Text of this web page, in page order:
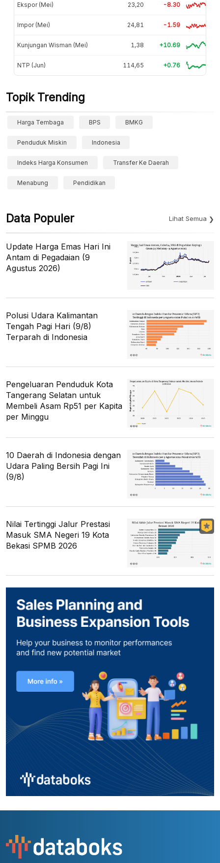
Ekspor (Mei) 23,20 -8.30
Impor (Mei) 24,81 -1.59
Kunjungan Wisman (Mei) 1,38 +10.69
NTP (Jun) 114,65 +0.76
Topik Trending
Harga Tembaga BPS BMKG
Penduduk Miskin Indonesia
Indeks Harga Konsumen Transfer Ke Daerah
Menabung Pendidikan
Data Populer Lihat Semua
Update Harga Emas Hari Ini
Antam di Pegadaian (9
Agustus 2026)
Polusi Udara Kalimantan
Tengah Pagi Hari (9/8)
Terparah di Indonesia
Pengeluaran Penduduk Kota
Tangerang Selatan untuk
Membeli Asam Rp51 per Kapita
per Minggu
10 Daerah di Indonesia dengan
Udara Paling Bersih Pagi Ini
(9/8)
Nilai Tertinggi Jalur Prestasi
Masuk SMA Negeri 19 Kota
Bekasi SPMB 2026